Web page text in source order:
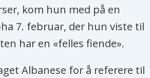
kom hun med på en
7. februar, der hun viste til
har en «felles fiende».
Albanese for å referere til